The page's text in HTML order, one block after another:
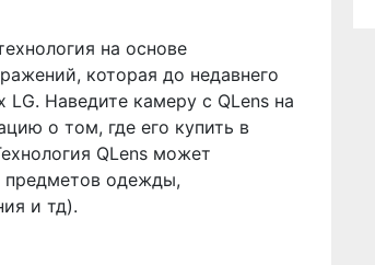
на основе
которая до недавнего
Наведите камеру с QLens на
о том, где его купить в
QLens может
предметов одежды,
и тд).